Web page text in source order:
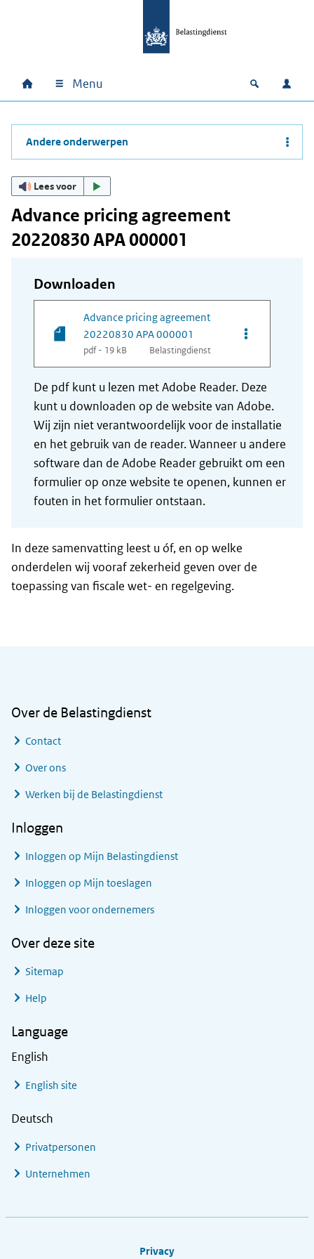
Hoofdnavigatie
Home Menu Open
Andere onderwerpen
Lees voor
Advance pricing agreement
20220830 APA 000001
Downloaden
Advance pricing agreement
20220830 APA 000001
pdf - 19 kB Belastingdienst
Opties van
De pdf kunt u lezen met Adobe Reader. Deze
kunt u downloaden op de website van Adobe.
Wij zijn niet verantwoordelijk voor de installatie
en het gebruik van de reader. Wanneer u andere
software dan de Adobe Reader gebruikt om een
formulier op onze website te openen, kunnen er
fouten in het formulier ontstaan.
In deze samenvatting leest u óf, en op welke
onderdelen wij vooraf zekerheid geven over de
toepassing van fiscale wet- en regelgeving.
Over de Belastingdienst
Contact
Over ons
Werken bij de Belastingdienst
Inloggen
Inloggen op Mijn Belastingdienst
Inloggen op Mijn toeslagen
Inloggen voor ondernemers
Over deze site
Sitemap
Help
Language
English
English site
Deutsch
Privatpersonen
Unternehmen
Privacy